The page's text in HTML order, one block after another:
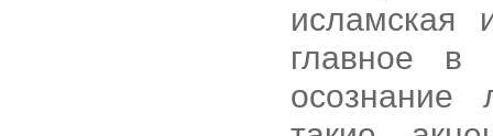
главное
осознание